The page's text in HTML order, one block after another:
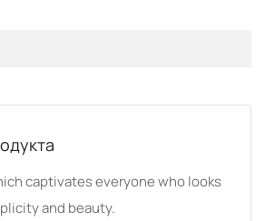
captivates everyone who looks
and beauty.